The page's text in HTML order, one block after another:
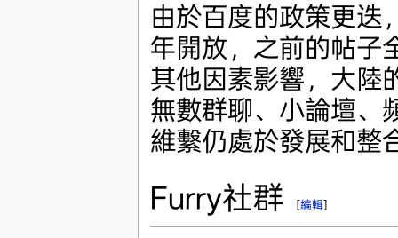
由於百度的政策更迭
年開放，之前的帖子
其他因素影響，大陸
無數群聊、小論壇、
維繫仍處於發展和整
Furry社群 [編輯]